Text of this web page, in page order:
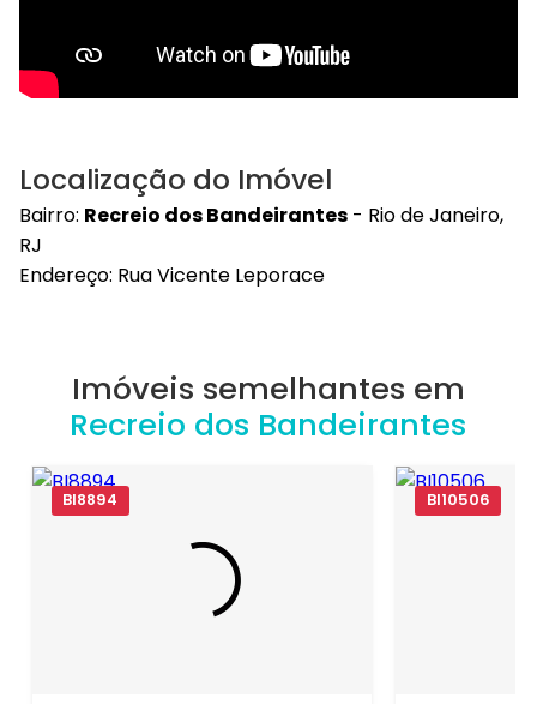
Localização do Imóvel
Bairro: Recreio dos Bandeirantes - Rio de Janeiro,
RJ
Endereço: Rua Vicente Leporace
Imóveis semelhantes em
Recreio dos Bandeirantes
BI8894 BI10506